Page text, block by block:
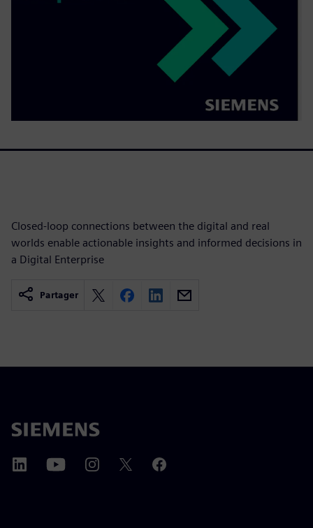
Closed-loop connections between the digital and real
worlds enable actionable insights and informed decisions in
a Digital Enterprise
Partager